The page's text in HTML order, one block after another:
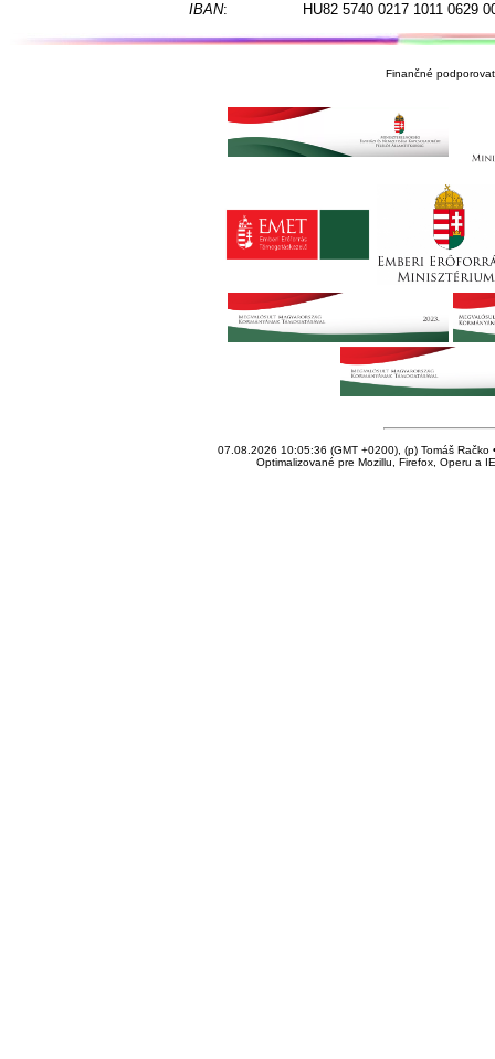
IBAN: HU82 5740 0217 1011 0629
Finančné
07.08.2026 10:05:36 (GMT +0200), (p) Tomáš Račko
Optimalizované pre Mozillu, Firefox, Operu a